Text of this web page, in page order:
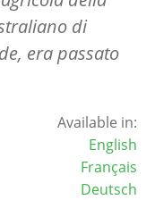
di
era passato
Available in:
English
Français
Deutsch